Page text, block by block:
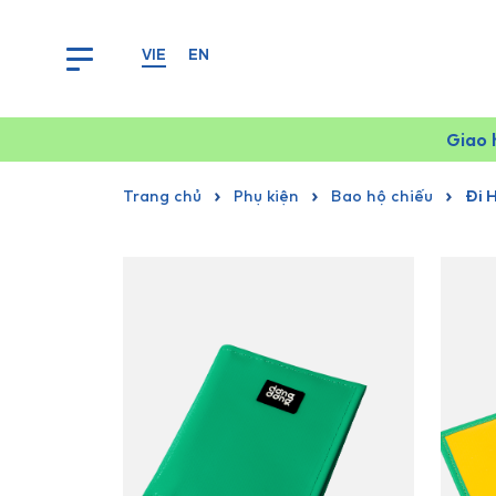
VIE EN
Giao
Trang chủ Phụ kiện Bao hộ chiếu Đi